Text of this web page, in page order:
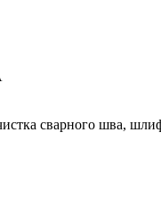
сварного шва,